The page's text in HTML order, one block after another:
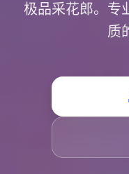
极品采花郎。专
质